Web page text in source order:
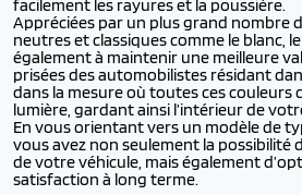
facilement les rayures et la poussière.
Appréciées par un plus grand nombre
neutres et classiques comme le blanc,
également à maintenir une meilleure
prisées des automobilistes résidant
dans la mesure où toutes ces couleurs
lumière, gardant ainsi l’intérieur de
En vous orientant vers un modèle de
vous avez non seulement la possibilité
de votre véhicule, mais également
satisfaction à long terme.